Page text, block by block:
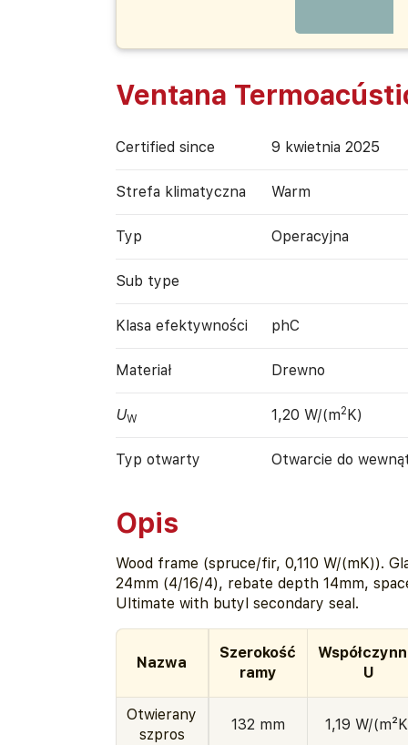
Ventana
Certified since 9 kwietnia 2025
Strefa klimatyczna Warm
Typ Operacyjna
Sub type
Klasa efektywności phC
Materiał Drewno
UW 1,20 W/(m2K)
Typ otwarty Otwarcie do
Opis
Wood frame (spruce/fir, 0,110 W/(mK)).
24mm (4/16/4), rebate depth 14mm,
Ultimate with butyl secondary seal.
Nazwa
Szerokość
ramy
U
Otwierany
szpros
132 mm 1,19 W/